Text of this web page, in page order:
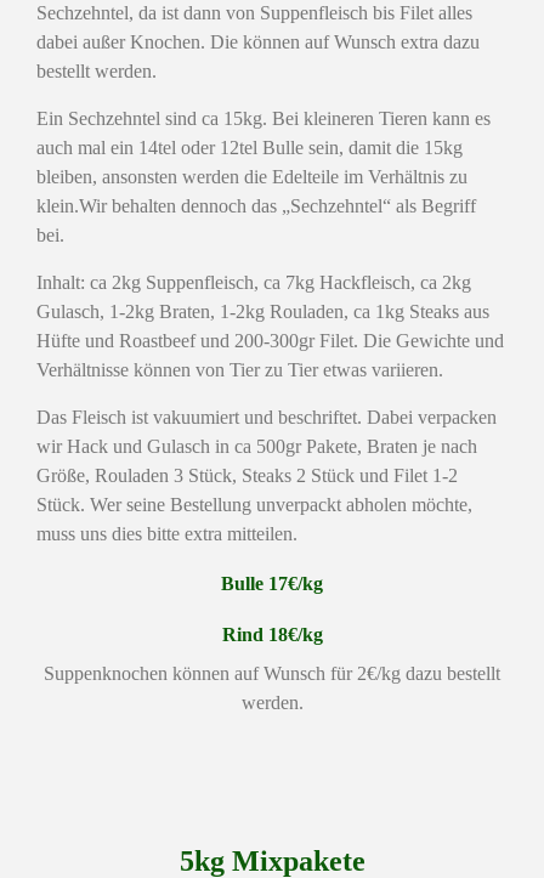
Sechzehntel, da ist dann von Suppenfleisch bis Filet alles
dabei außer Knochen. Die können auf Wunsch extra dazu
bestellt werden.
Ein Sechzehntel sind ca 15kg. Bei kleineren Tieren kann es
auch mal ein 14tel oder 12tel Bulle sein, damit die 15kg
bleiben, ansonsten werden die Edelteile im Verhältnis zu
klein.Wir behalten dennoch das „Sechzehntel“ als Begriff
bei.
Inhalt: ca 2kg Suppenfleisch, ca 7kg Hackfleisch, ca 2kg
Gulasch, 1-2kg Braten, 1-2kg Rouladen, ca 1kg Steaks aus
Hüfte und Roastbeef und 200-300gr Filet. Die Gewichte und
Verhältnisse können von Tier zu Tier etwas variieren.
Das Fleisch ist vakuumiert und beschriftet. Dabei verpacken
wir Hack und Gulasch in ca 500gr Pakete, Braten je nach
Größe, Rouladen 3 Stück, Steaks 2 Stück und Filet 1-2
Stück. Wer seine Bestellung unverpackt abholen möchte,
muss uns dies bitte extra mitteilen.
Bulle 17€/kg
Rind 18€/kg
Suppenknochen können auf Wunsch für 2€/kg dazu bestellt
werden.
5kg Mixpakete